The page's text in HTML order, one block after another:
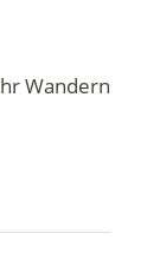
Wandern